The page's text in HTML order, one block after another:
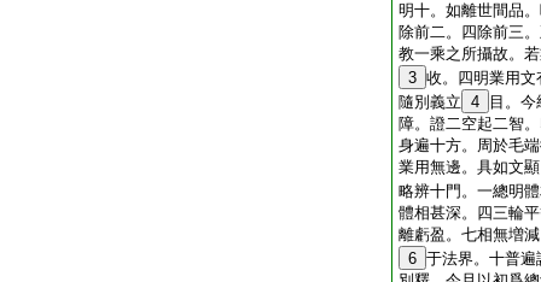
明十。如離世間品
除前二。四除前三
教一乘之所攝故。
3 收。四明業用
隨別義立 4
目。
障。證二空起二智
身遍十方。周於毛
業用無邊。具如文
略辨十門。一總明
體相甚深。四三輪
離虧盈。七相無増
6 于法界。十普